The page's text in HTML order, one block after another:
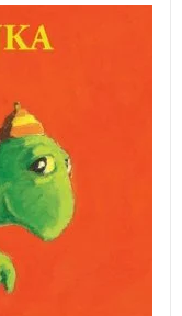
v risani seriji